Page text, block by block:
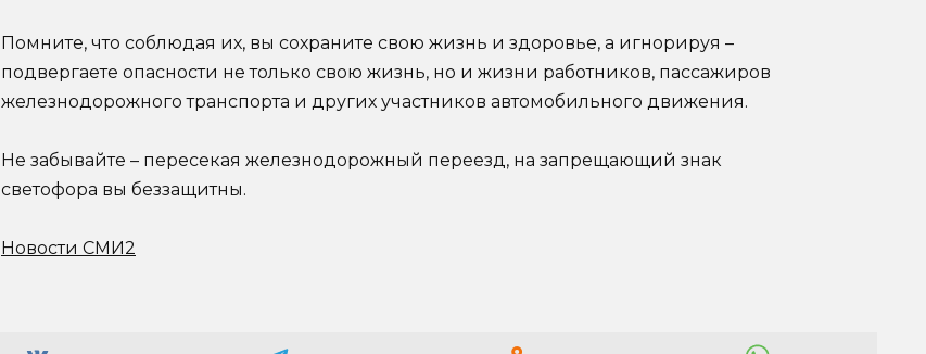
Помните, что соблюдая их, вы сохраните свою жизнь и здоровье, а игнорируя –
подвергаете опасности не только свою жизнь, но и жизни работников, пассажиров
железнодорожного транспорта и других участников автомобильного движения.
Не забывайте – пересекая железнодорожный переезд, на запрещающий знак
светофора вы беззащитны.
Новости СМИ2